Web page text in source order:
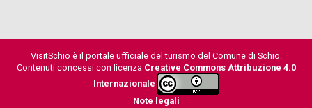
VisitSchio è il portale ufficiale del turismo del Comune di Schio.
Contenuti concessi con licenza Creative Commons Attribuzione 4.0
Internazionale
Note legali